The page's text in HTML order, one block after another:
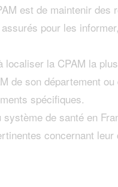
est de maintenir
pour les
la CPAM la
de son département
spécifiques.
de santé en
concernant